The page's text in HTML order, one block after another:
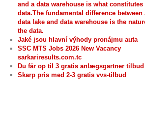
and a data warehouse is what constitutes
data.The fundamental difference between
data lake and data warehouse is the
the data.
Jaké jsou hlavní výhody pronájmu auta
SSC MTS Jobs 2026 New Vacancy
sarkariresults.com.tc
Du får op til 3 gratis anlægsgartner tilbud
Skarp pris med 2-3 gratis vvs-tilbud